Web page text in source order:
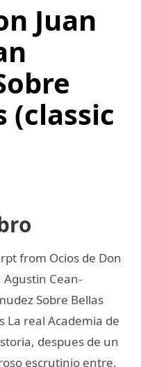
Juan
(classic
from Ocios de Don
Agustin Cean-
Sobre Bellas
La real Academia de
despues de un
escrutinio entre,